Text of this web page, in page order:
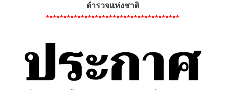
ตำรวจแห่งชาติ
**************************************